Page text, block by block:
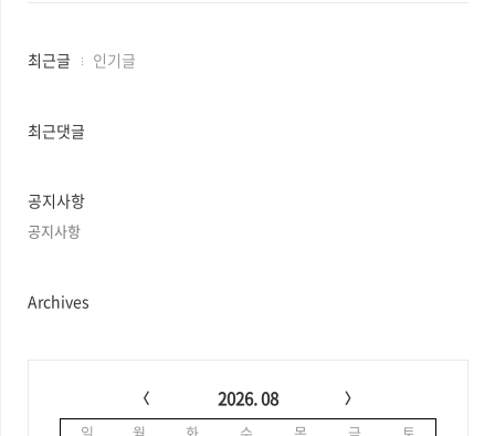
최
과
글
최근글 인기글
최근댓글
공지사항
공지사항
Archives
2026. 08